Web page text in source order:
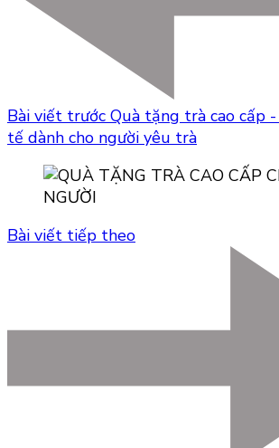
Bài viết trước Quà tặng trà cao cấp
tế dành cho người yêu trà
Bài viết tiếp theo